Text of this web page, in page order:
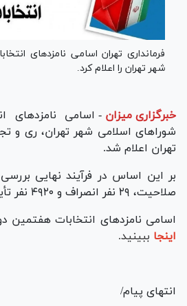
فرمانداری تهران اسامی نامزدهای
شهر تهران را اعلام کرد.
خبرگزاری میزان - اسامی نامزد‌های
شورا‌های اسلامی شهر تهران، ری و
تهران اعلام شد.
صلاحیت، ۲۹ نفر انصراف و ۴۹۲۰ نفر تأیید صلاحیت شده‌اند.
اسامی نامزد‌های انتخابات هفتمین
اینجا ببینید.
انتهای پیام/